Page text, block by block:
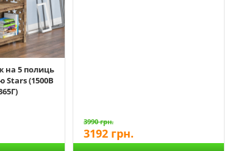
на 5 полиць
Stars (1500В
3990грн.
3192 грн.